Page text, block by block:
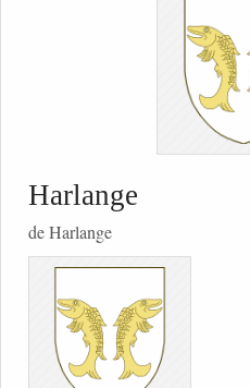
Harlange
de Harlange